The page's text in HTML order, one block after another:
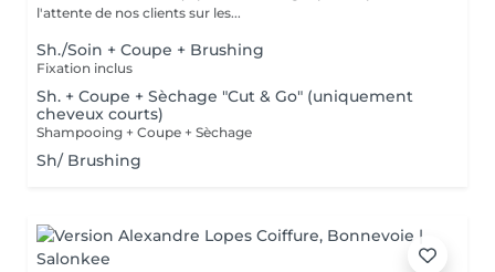
l'attente de nos clients sur les...
Sh./Soin + Coupe + Brushing
Fixation inclus
Sh. + Coupe + Sèchage "Cut & Go" (uniquement
cheveux courts)
Shampooing + Coupe + Sèchage
Sh/ Brushing